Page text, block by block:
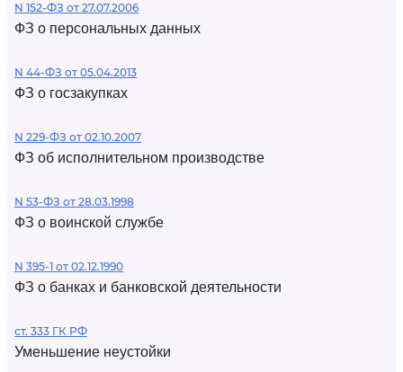
N 152-ФЗ от 27.07.2006
ФЗ о персональных данных
N 44-ФЗ от 05.04.2013
ФЗ о госзакупках
N 229-ФЗ от 02.10.2007
ФЗ об исполнительном производстве
N 53-ФЗ от 28.03.1998
ФЗ о воинской службе
N 395-1 от 02.12.1990
ФЗ о банках и банковской деятельности
ст. 333 ГК РФ
Уменьшение неустойки